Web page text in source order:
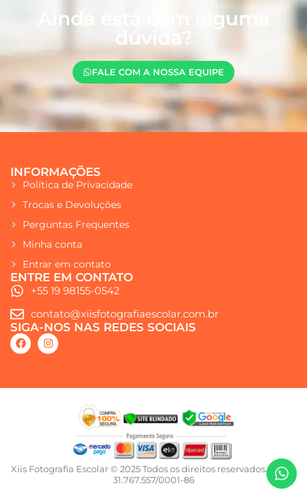
Ainda está com alguma
dúvida?
FALE COM A NOSSA EQUIPE
INFORMAÇÕES
Política de Privacidade
Trocas e Devoluções
Perguntas Frequentes
Minha conta
Entrar em contato
ENTRE EM CONTATO
+55 19 98155-0542
contato@xiisfotografiaescolar.com.br
SIGA-NOS NAS REDES SOCIAIS
Xiis Fotografia Escolar © 2025 Todos os direitos reservados. CNPJ:
31.767.557/0001-86